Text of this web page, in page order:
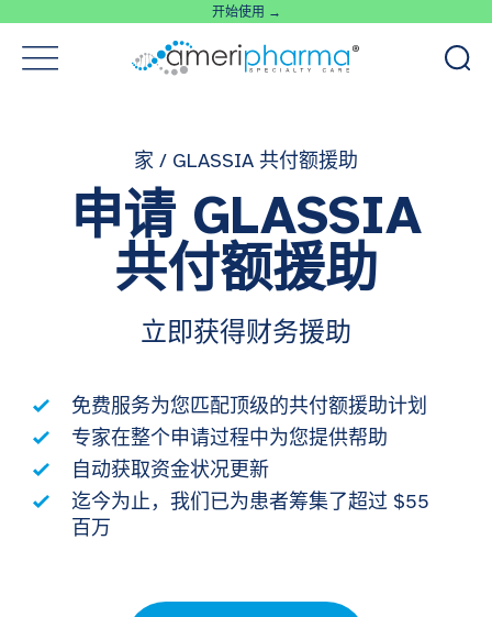
开始使用 →
家 / GLASSIA 共付额援助
申请 GLASSIA
共付额援助
立即获得财务援助
免费服务为您匹配顶级的共付额援助计划
专家在整个申请过程中为您提供帮助
自动获取资金状况更新
迄今为止，我们已为患者筹集了超过 $55
百万